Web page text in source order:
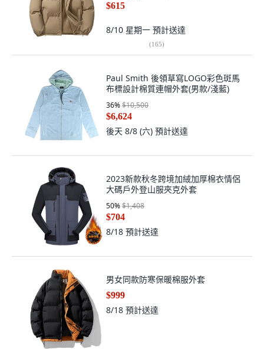
$615
8/10 星期一 預計送達
(165)
Paul Smith 後領草寫LOGO彩色斑馬
布標設計棉質連帽外套(男款/淺藍)
36%$10,500
$6,624
後天 8/8 (六) 預計送達
2023新款秋冬跨境加絨加厚棉衣情侶
大碼戶外登山服夾克外套
50%$1,408
$704
8/18 預計送達
男女同款防寒保暖棉服外套
$999
8/18 預計送達